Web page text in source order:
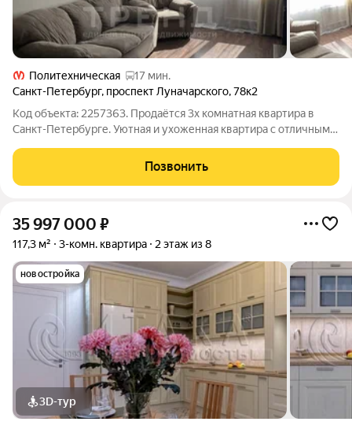
Политехническая
17 мин.
Санкт-Петербург, проспект Луначарского,78к2
Код объекта: 2257363. Продаётся 3х комнатная квартиpа в
Санкт-Петербурге. Уютная и ухоженная квартира с отличным
ищет готовый вариант на вторичке и не хочет ждать
новостройку! Ремонт
Позвонить
35 997 000 ₽
117,3 м² 3-комн. квартира 2 этаж из 8
новостройка
3D-тур